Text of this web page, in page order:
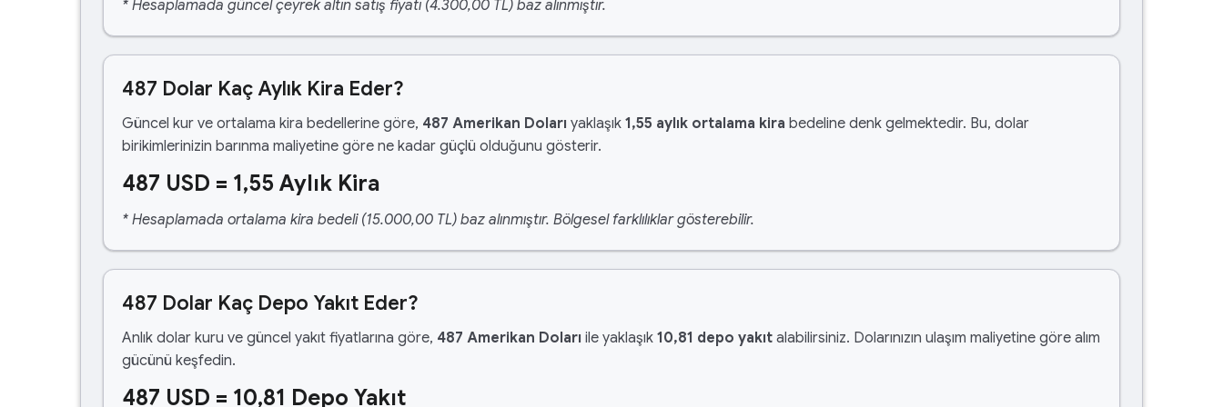
* Hesaplamada güncel çeyrek altın satış fiyatı (4.300,00 TL) baz alınmıştır.
487 Dolar Kaç Aylık Kira Eder?
Güncel kur ve ortalama kira bedellerine göre, 487 Amerikan Doları yaklaşık 1,55 aylık ortalama kira bedeline denk gelmektedir. Bu, dolar
birikimlerinizin barınma maliyetine göre ne kadar güçlü olduğunu gösterir.
487 USD = 1,55 Aylık Kira
* Hesaplamada ortalama kira bedeli (15.000,00 TL) baz alınmıştır. Bölgesel farklılıklar gösterebilir.
487 Dolar Kaç Depo Yakıt Eder?
Anlık dolar kuru ve güncel yakıt fiyatlarına göre, 487 Amerikan Doları ile yaklaşık 10,81 depo yakıt alabilirsiniz. Dolarınızın ulaşım maliyetine göre alım
gücünü keşfedin.
487 USD = 10,81 Depo Yakıt